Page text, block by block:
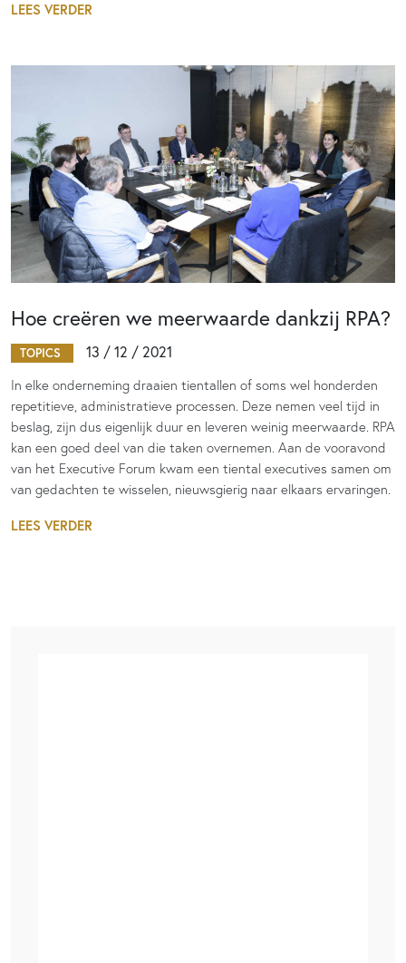
LEES VERDER
Hoe creëren we meerwaarde dankzij RPA?
TOPICS 13 / 12 / 2021
In elke onderneming draaien tientallen of soms wel honderden
repetitieve, administratieve processen. Deze nemen veel tijd in
beslag, zijn dus eigenlijk duur en leveren weinig meerwaarde. RPA
kan een goed deel van die taken overnemen. Aan de vooravond
van het Executive Forum kwam een tiental executives samen om
van gedachten te wisselen, nieuwsgierig naar elkaars ervaringen.
LEES VERDER